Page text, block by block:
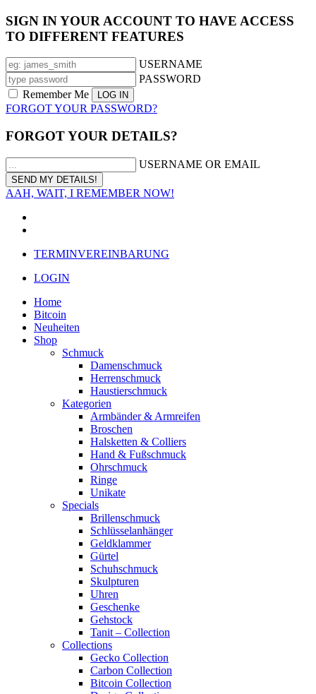
SIGN IN YOUR ACCOUNT TO HAVE ACCESS
TO DIFFERENT FEATURES
USERNAME
PASSWORD
Remember Me
FORGOT YOUR PASSWORD?
FORGOT YOUR DETAILS?
USERNAME OR EMAIL
AAH, WAIT, I REMEMBER NOW!
TERMINVEREINBARUNG
LOGIN
Home
Bitcoin
Neuheiten
Shop
Schmuck
Damenschmuck
Herrenschmuck
Haustierschmuck
Kategorien
Armbänder & Armreifen
Broschen
Halsketten & Colliers
Hand & Fußschmuck
Ohrschmuck
Ringe
Unikate
Specials
Brillenschmuck
Schlüsselanhänger
Geldklammer
Gürtel
Schuhschmuck
Skulpturen
Uhren
Geschenke
Gehstock
Tanit – Collection
Collections
Gecko Collection
Carbon Collection
Bitcoin Collection